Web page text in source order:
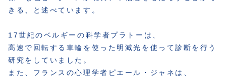
きる、と述べています。
17世紀のベルギーの科学者プラトーは、
高速で回転する車輪を使った明滅光を使って診断を行う
研究をしていました。
また、フランスの心理学者ピエール・ジャネは、